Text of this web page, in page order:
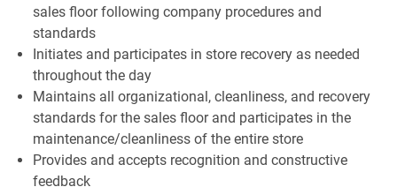
sales floor following company procedures and
standards
Initiates and participates in store recovery as needed
throughout the day
Maintains all organizational, cleanliness, and recovery
standards for the sales floor and participates in the
maintenance/cleanliness of the entire store
Provides and accepts recognition and constructive
feedback